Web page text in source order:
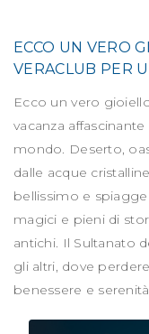
ECCO UN VERO
VERACLUB PER
Ecco un vero
vacanza
mondo. Deserto,
dalle acque
bellissimo e
magici e pieni di
antichi. Il Sultanato
gli altri, dove
benessere e